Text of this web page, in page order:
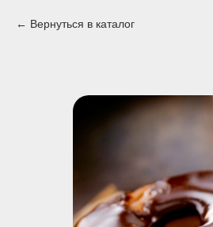
Вернуться в каталог